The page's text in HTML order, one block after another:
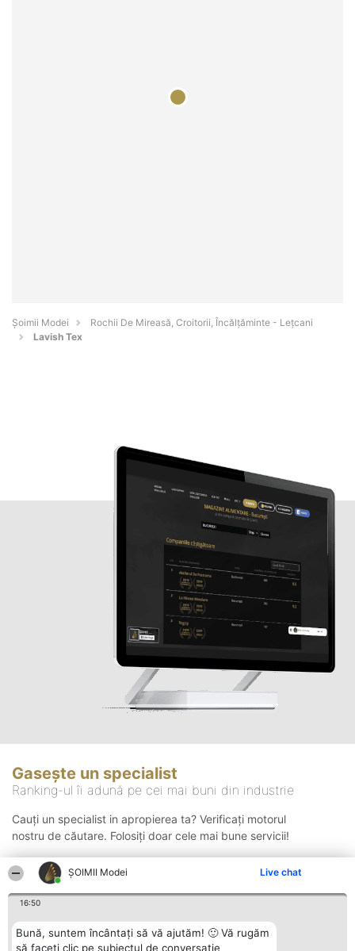
ȘOIMII Modei Live chat
16:50
Bună, suntem încântați să vă ajutăm! 🙂 Vă rugăm
să faceți clic pe subiectul de conversație
Șoimii Modei
Rochii De Mireasă, Croitorii, Încălțăminte - Leţcani
Lavish Tex
Gasește un specialist
Ranking-ul îi adună pe cei mai buni din industrie
Cauți un specialist in apropierea ta? Verificați motorul
nostru de căutare. Folosiți doar cele mai bune servicii!